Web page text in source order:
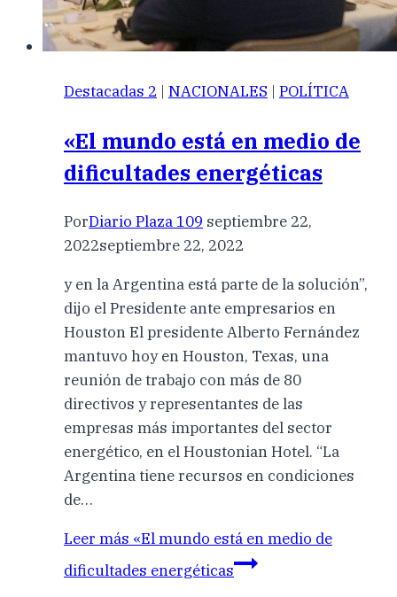
Destacadas 2 | NACIONALES | POLÍTICA
«El mundo está en medio de
dificultades energéticas
PorDiario Plaza 109 septiembre 22,
2022septiembre 22, 2022
y en la Argentina está parte de la solución”,
dijo el Presidente ante empresarios en
Houston El presidente Alberto Fernández
mantuvo hoy en Houston, Texas, una
reunión de trabajo con más de 80
directivos y representantes de las
empresas más importantes del sector
energético, en el Houstonian Hotel. “La
Argentina tiene recursos en condiciones
de…
Leer más «El mundo está en medio de
dificultades energéticas